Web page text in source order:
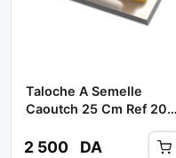
Taloche A Semelle
Caoutch 25 Cm Ref 203
2 500 DA